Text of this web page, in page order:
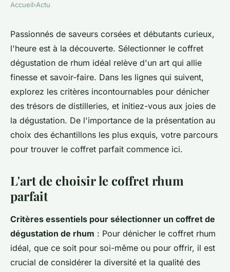
Découvrez le coffret
dégustation de rhum idéal
colette• 20 mai 2024•3 min de lecture
Accueil›Actu
Passionnés de saveurs corsées et débutants curieux,
l'heure est à la découverte. Sélectionner le coffret
dégustation de rhum idéal relève d'un art qui allie
finesse et savoir-faire. Dans les lignes qui suivent,
explorez les critères incontournables pour dénicher
des trésors de distilleries, et initiez-vous aux joies de
la dégustation. De l'importance de la présentation au
choix des échantillons les plus exquis, votre parcours
pour trouver le coffret parfait commence ici.
L'art de choisir le coffret rhum
parfait
Critères essentiels pour sélectionner un coffret de
dégustation de rhum : Pour dénicher le coffret rhum
idéal, que ce soit pour soi-même ou pour offrir, il est
crucial de considérer la diversité et la qualité des